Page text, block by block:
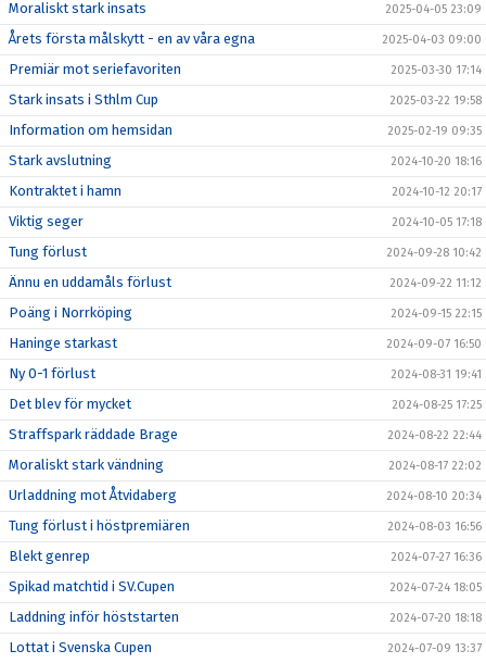
Moraliskt stark insats 2025-04-05 23:09
Årets första målskytt - en av våra egna 2025-04-03 09:00
Premiär mot seriefavoriten 2025-03-30 17:14
Stark insats i Sthlm Cup 2025-03-22 19:58
Information om hemsidan 2025-02-19 09:35
Stark avslutning 2024-10-20 18:16
Kontraktet i hamn 2024-10-12 20:17
Viktig seger 2024-10-05 17:18
Tung förlust 2024-09-28 10:42
Ännu en uddamåls förlust 2024-09-22 11:12
Poäng i Norrköping 2024-09-15 22:15
Haninge starkast 2024-09-07 16:50
Ny 0-1 förlust 2024-08-31 19:41
Det blev för mycket 2024-08-25 17:25
Straffspark räddade Brage 2024-08-22 22:44
Moraliskt stark vändning 2024-08-17 22:02
Urladdning mot Åtvidaberg 2024-08-10 20:34
Tung förlust i höstpremiären 2024-08-03 16:56
Blekt genrep 2024-07-27 16:36
Spikad matchtid i SV.Cupen 2024-07-24 18:05
Laddning inför höststarten 2024-07-20 18:18
Lottat i Svenska Cupen 2024-07-09 13:37